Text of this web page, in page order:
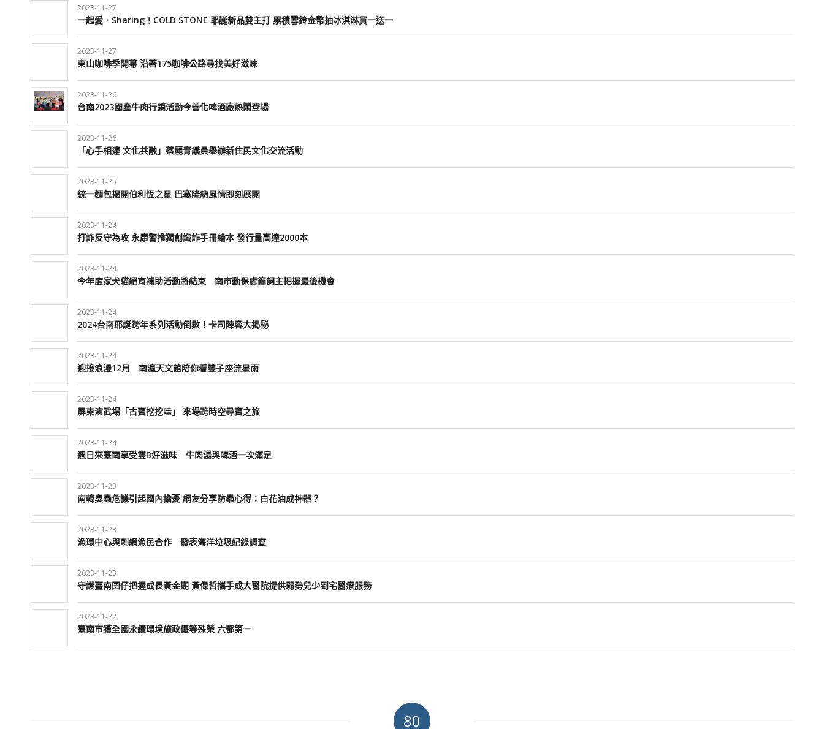
2023-11-27
一起愛．Sharing！COLD STONE 耶誕新品雙主打 累積雪鈴金幣抽冰淇淋買一送一
2023-11-27
東山咖啡季開幕 沿著175咖啡公路尋找美好滋味
2023-11-26
台南2023國產牛肉行銷活動今善化啤酒廠熱鬧登場
2023-11-26
「心手相連 文化共融」蔡麗青議員舉辦新住民文化交流活動
2023-11-25
統一麵包揭開伯利恆之星 巴塞隆納風情即刻展開
2023-11-24
打詐反守為攻 永康警推獨創識詐手冊繪本 發行量高達2000本
2023-11-24
今年度家犬貓絕育補助活動將結束 南市動保處籲飼主把握最後機會
2023-11-24
2024台南耶誕跨年系列活動倒數！卡司陣容大揭秘
2023-11-24
迎接浪漫12月 南瀛天文館陪你看雙子座流星雨
2023-11-24
屏東演武場「古寶挖挖哇」 來場跨時空尋寶之旅
2023-11-24
週日來臺南享受雙B好滋味 牛肉湯與啤酒一次滿足
2023-11-23
南韓臭蟲危機引起國內擔憂 網友分享防蟲心得：白花油成神器？
2023-11-23
漁環中心與刺網漁民合作 發表海洋垃圾紀錄調查
2023-11-23
守護臺南囝仔把握成長黃金期 黃偉哲攜手成大醫院提供弱勢兒少到宅醫療服務
2023-11-22
臺南市獲全國永續環境施政優等殊榮 六都第一
80